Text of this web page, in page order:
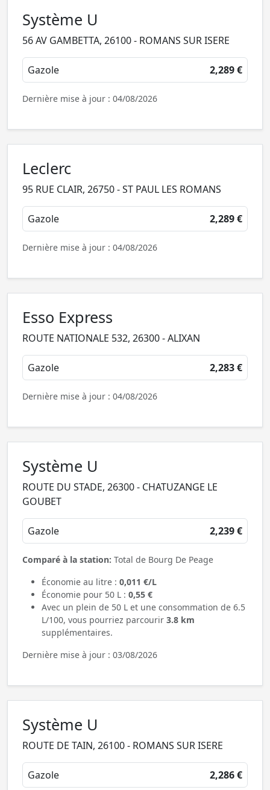
Système U
56 AV GAMBETTA, 26100 - ROMANS SUR ISERE
Gazole 2,289 €
Dernière mise à jour : 04/08/2026
Leclerc
95 RUE CLAIR, 26750 - ST PAUL LES ROMANS
Gazole 2,289 €
Dernière mise à jour : 04/08/2026
Esso Express
ROUTE NATIONALE 532, 26300 - ALIXAN
Gazole 2,283 €
Dernière mise à jour : 04/08/2026
Système U
ROUTE DU STADE, 26300 - CHATUZANGE LE
GOUBET
Gazole 2,239 €
Comparé à la station: Total de Bourg De Peage
Économie au litre : 0,011 €/L
Économie pour 50 L : 0,55 €
Avec un plein de 50 L et une consommation de 6.5
L/100, vous pourriez parcourir 3.8 km
supplémentaires.
Dernière mise à jour : 03/08/2026
Système U
ROUTE DE TAIN, 26100 - ROMANS SUR ISERE
Gazole 2,286 €